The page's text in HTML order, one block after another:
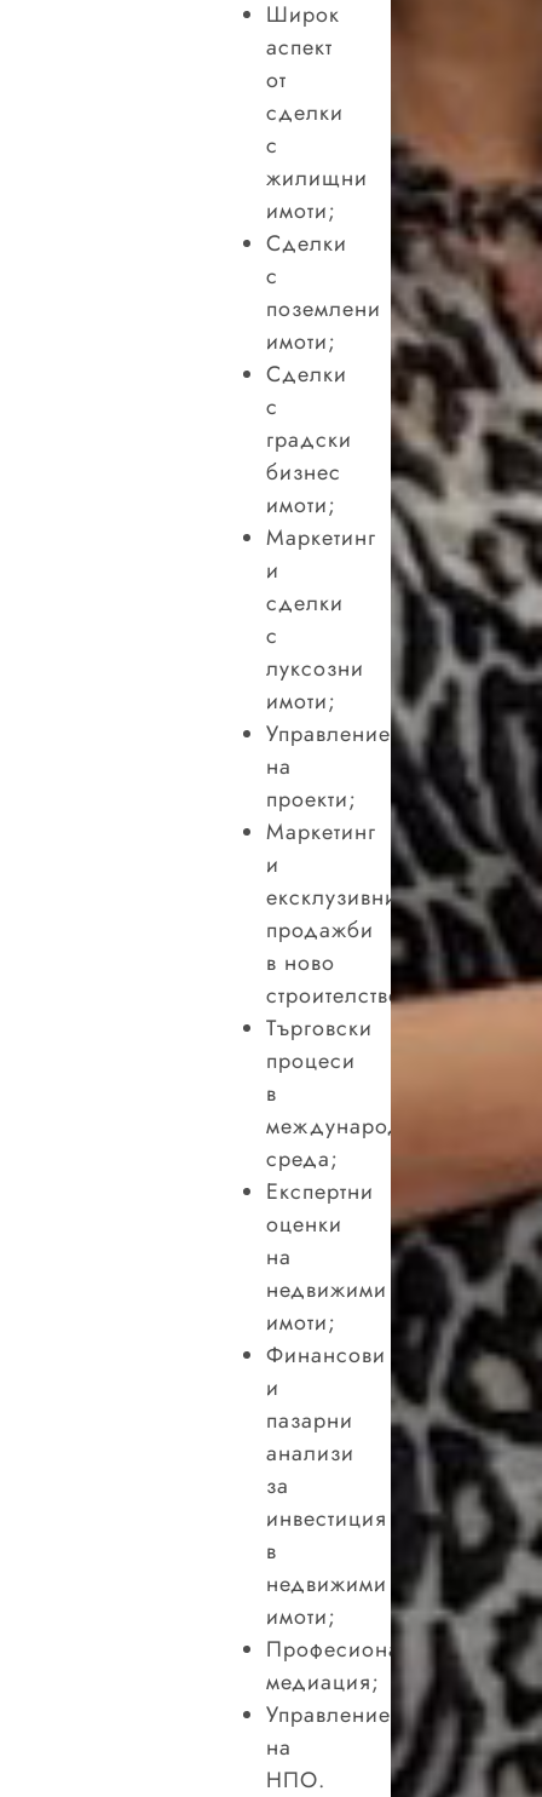
Широк
аспект
от
сделки
с
жилищни
имоти;
Сделки
с
поземлени
имоти;
Сделки
с
градски
бизнес
имоти;
Маркетинг
и
сделки
с
луксозни
имоти;
Управление
на
проекти;
Маркетинг
и
ексклузивни
продажби
в ново
строителство;
Търговски
процеси
в
международна
среда;
Експертни
оценки
на
недвижими
имоти;
Финансови
и
пазарни
анализи
за
инвестиция
в
недвижими
имоти;
Професионална
медиация;
Управление
на
НПО.